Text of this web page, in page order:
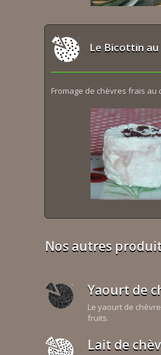
Le Bicottin
Fromage de chèvres frais au
Nos autres
Yaourt de
Le yaourt de
fruits.
Lait de